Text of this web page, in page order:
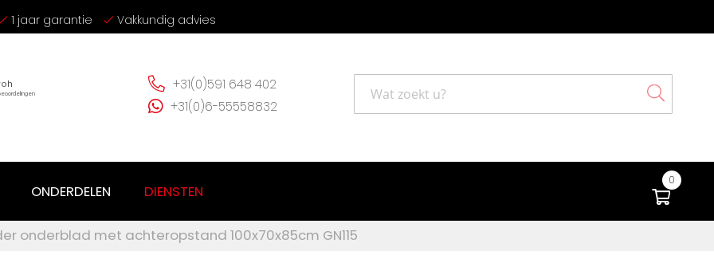
1 jaar garantie Vakkundig advies
+31(0)591 648 402
+31(0)6-55558832
Search
0
ONDERDELEN DIENSTEN
onderblad met achteropstand 100x70x85cm GN115